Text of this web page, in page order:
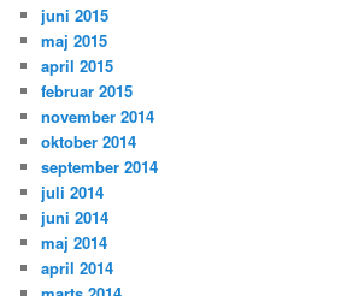
juni 2015
maj 2015
april 2015
februar 2015
november 2014
oktober 2014
september 2014
juli 2014
juni 2014
maj 2014
april 2014